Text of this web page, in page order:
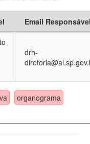
Email
drh-
organograma